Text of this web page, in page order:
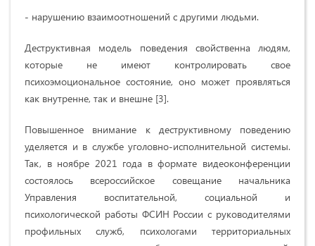
- нарушению взаимоотношений с другими людьми.
Деструктивная модель поведения свойственна людям,
которые не имеют контролировать свое
психоэмоциональное состояние, оно может проявляться
как внутренне, так и внешне [3].
Повышенное внимание к деструктивному поведению
уделяется и в службе уголовно-исполнительной системы.
Так, в ноябре 2021 года в формате видеоконференции
состоялось всероссийское совещание начальника
Управления воспитательной, социальной и
психологической работы ФСИН России с руководителями
профильных служб, психологами территориальных